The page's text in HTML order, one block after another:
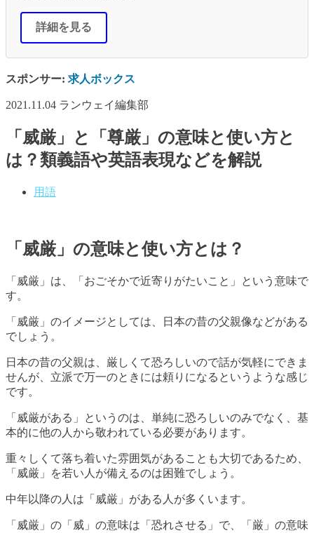
詳細を見る
スポンサー: 求人ボックス
2021.11.04 ランウェイ編集部
「威厳」と「尊厳」の意味と使い方と
は？類義語や英語表現などを解説
用語
「威厳」の意味と使い方とは？
「威厳」は、「おごそかで近寄りがたいこと」という意味で
す。
「威厳」のイメージとしては、日本の昔の父親像などがある
でしょう。
日本の昔の父親は、厳しくて恐ろしいので話が気軽にできま
せんが、立派で万一のときには頼りになるというような感じ
です。
「威厳がある」というのは、単純に恐ろしいのみでなく、基
本的に他の人から敬われている必要があります。
重々しくて落ち着いた雰囲気があることも大切であるため、
「威厳」を若い人が備えるのは困難でしょう。
中年以降の人は「威厳」がある人が多くいます。
「威厳」の「威」の意味は「恐れさせる」で、「厳」の意味